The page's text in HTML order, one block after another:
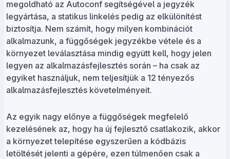
megoldható az Autoconf segítségével a jegyzék
legyártása, a statikus linkelés pedig az elkülönítést
biztosítja. Nem számít, hogy milyen kombinációt
alkalmazunk, a függőségek jegyzékbe vétele és a
környezet leválasztása mindig együtt kell, hogy jelen
legyen az alkalmazásfejlesztés során – ha csak az
egyiket használjuk, nem teljesítjük a 12 tényezős
alkalmazásfejlesztés követelményeit.
Az egyik nagy előnye a függőségek megfelelő
kezelésének az, hogy ha új fejlesztő csatlakozik, akkor
a környezet telepítése egyszerűen a kódbázis
letöltését jelenti a gépére, ezen túlmenően csak a